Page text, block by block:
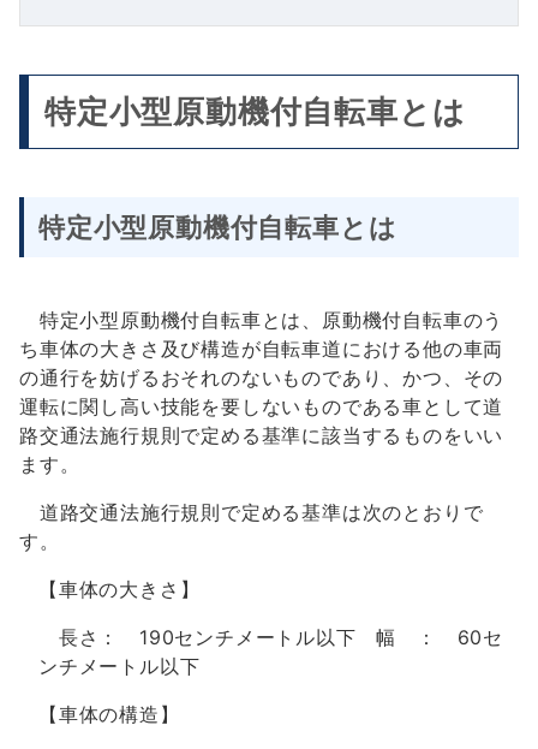
特定小型原動機付自転車とは
特定小型原動機付自転車とは
特定小型原動機付自転車とは、原動機付自転車のう
ち車体の大きさ及び構造が自転車道における他の車両
の通行を妨げるおそれのないものであり、かつ、その
運転に関し高い技能を要しないものである車として道
路交通法施行規則で定める基準に該当するものをいい
ます。
道路交通法施行規則で定める基準は次のとおりで
す。
【車体の大きさ】
長さ： 190センチメートル以下 幅 ： 60セ
ンチメートル以下
【車体の構造】